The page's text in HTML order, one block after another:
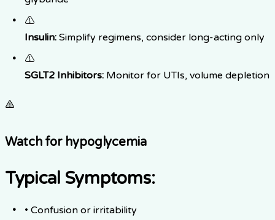
⚠
Insulin: Simplify regimens, consider long-acting only
⚠
SGLT2 Inhibitors: Monitor for UTIs, volume depletion
Watch for hypoglycemia
Typical Symptoms:
• Confusion or irritability